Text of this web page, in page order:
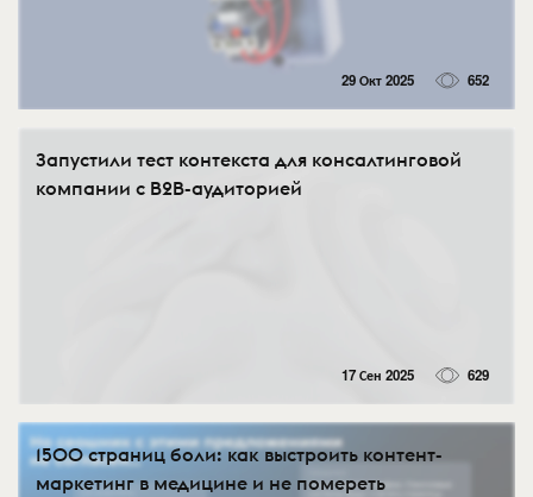
29 Окт 2025 652
Запустили тест контекста для консалтинговой
компании с B2B-аудиторией
17 Сен 2025 629
1500 страниц боли: как выстроить контент-
маркетинг в медицине и не помереть